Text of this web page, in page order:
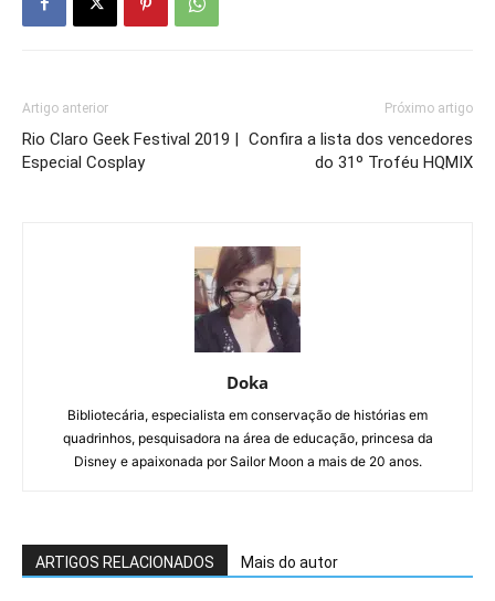
Artigo anterior
Rio Claro Geek Festival 2019 |
Especial Cosplay
Próximo artigo
Confira a lista dos vencedores
do 31º Troféu HQMIX
Doka
Bibliotecária, especialista em conservação de histórias em
quadrinhos, pesquisadora na área de educação, princesa da
Disney e apaixonada por Sailor Moon a mais de 20 anos.
ARTIGOS RELACIONADOS Mais do autor